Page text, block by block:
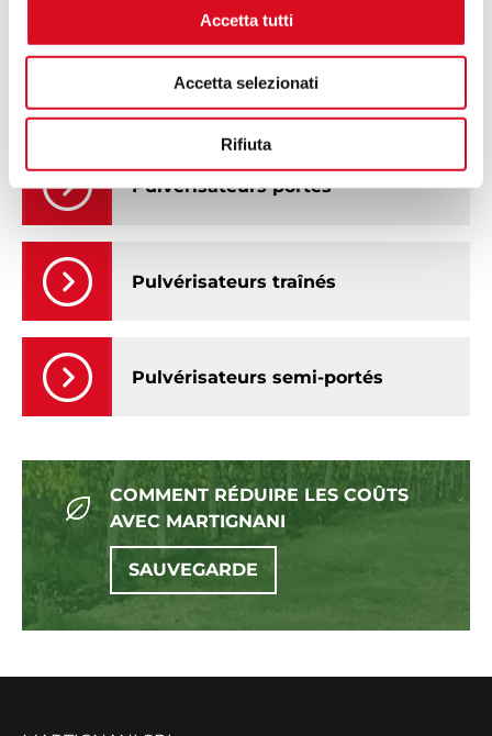
Accetta tutti
Accetta selezionati
Rifiuta
PULVERISATEURS MARTIGNANI
Pulvérisateurs portés
Pulvérisateurs traînés
Pulvérisateurs semi-portés
COMMENT RÉDUIRE LES COÛTS
AVEC MARTIGNANI
SAUVEGARDE